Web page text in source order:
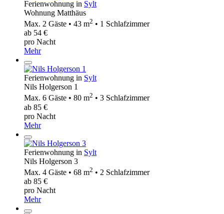
Ferienwohnung in Sylt
Wohnung Matthäus
Max. 2 Gäste • 43 m2 • 1 Schlafzimmer
ab 54 €
pro Nacht
Mehr
Ferienwohnung in Sylt
Nils Holgerson 1
Max. 6 Gäste • 80 m2 • 3 Schlafzimmer
ab 85 €
pro Nacht
Mehr
Ferienwohnung in Sylt
Nils Holgerson 3
Max. 4 Gäste • 68 m2 • 2 Schlafzimmer
ab 85 €
pro Nacht
Mehr